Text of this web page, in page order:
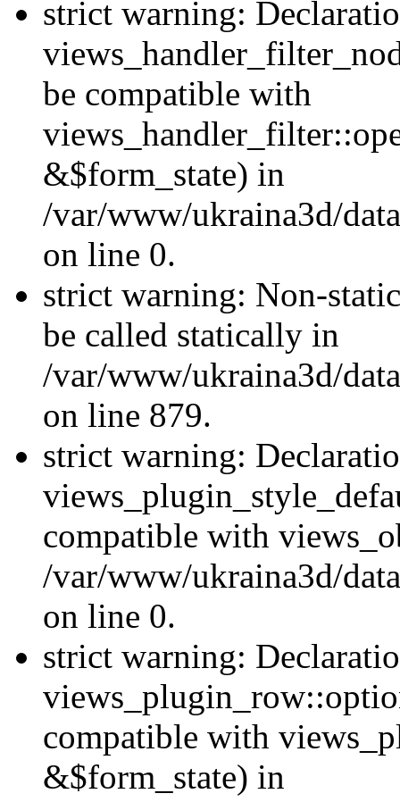
strict warning:
be compatible with
&$form_state) in
/var/www/ukraina3d/
on line 0.
strict warning: Non-
be called statically in
/var/www/ukraina3d/
on line 879.
strict warning:
compatible with
/var/www/ukraina3d/
on line 0.
strict warning:
compatible with
&$form_state) in